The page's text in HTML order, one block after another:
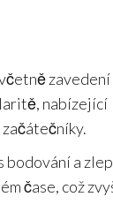
zavedení
nabízející
bodování a
čase, což